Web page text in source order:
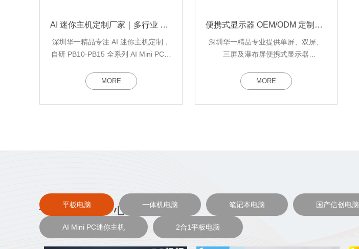
AI 迷你主机定制厂家｜多行业 AI 智能体部署 Mini PC 软硬件定制案例
深圳华一精品专注 AI 迷你主机定制，
自研 PB10-PB15 全系列 AI Mini PC，
软件适配小主机、多串口迷你电脑、
国产化 AI 主机一站式 ODM 代工，面
向软件商、工业、零售、教育行业大
MORE
便携式显示器 OEM/ODM 定制_便携屏代工厂家_外贸货源直供
深圳华一精品专业提供单屏、双屏、
三屏及瀑布屏便携式显示器
性起订适配初创品牌。5000㎡自有工
厂，ISO 认证 + 国家级高新企业背
书，服务跨境电商、工业控制、移动
MORE
产品中心
平板电脑 一体机电脑 笔记本电脑 国产信创电脑
AI Mini PC迷你主机 2合1平板电脑